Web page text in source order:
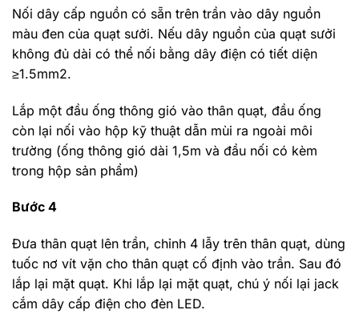
Nối dây cấp nguồn có sẵn trên trần vào dây nguồn
màu đen của quạt sưởi. Nếu dây nguồn của quạt sưởi
không đủ dài có thể nối bằng dây điện có tiết diện
≥1.5mm2.
Lắp một đầu ống thông gió vào thân quạt, đầu ống
còn lại nối vào hộp kỹ thuật dẫn mùi ra ngoài môi
trường (ống thông gió dài 1,5m và đầu nối có kèm
trong hộp sản phẩm)
Bước 4
Đưa thân quạt lên trần, chỉnh 4 lẫy trên thân quạt, dùng
tuốc nơ vít vặn cho thân quạt cố định vào trần. Sau đó
lắp lại mặt quạt. Khi lắp lại mặt quạt, chú ý nối lại jack
cắm dây cấp điện cho đèn LED.